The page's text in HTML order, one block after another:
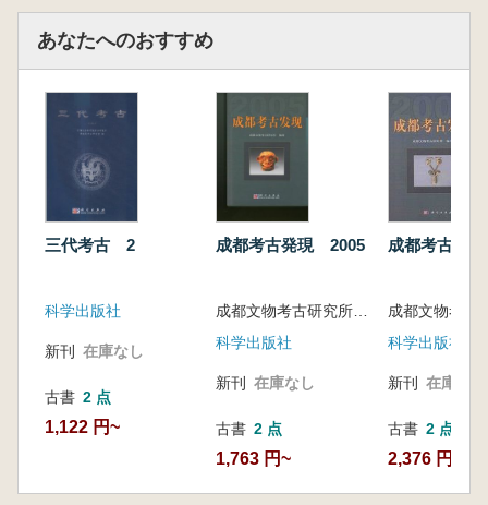
あなたへのおすすめ
三代考古 2
科学出版社
新刊 在庫なし
古書 2 点
1,122 円~
成都考古発現 2005
科学出版社
新刊 在庫なし
古書 2 点
1,763 円~
成都考古発
科学出版社
新刊 在庫なし
古書 2 点
2,376 円~